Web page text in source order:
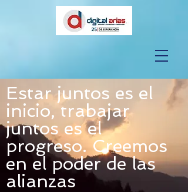
Estar juntos es el
inicio, trabajar
juntos es el
progreso. Creemos
en el poder de las
alianzas